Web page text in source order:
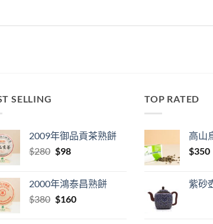
SELLING
2009年御品貢茶熟餅
$280 Original
$280.
$98Current
$98.
2000年鴻泰昌熟餅
$380 Original
$160Current
TOP RATED
高山
$350
紫砂